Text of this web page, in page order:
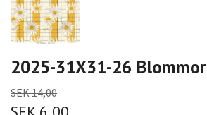
2025-31X31-26 Blommor
SEK 14,00